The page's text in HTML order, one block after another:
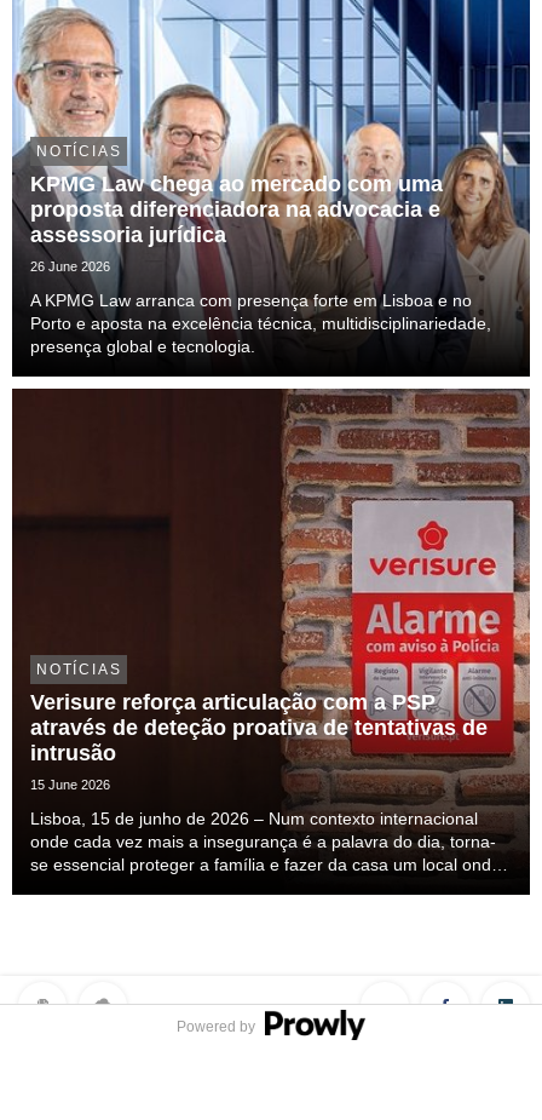
NOTÍCIAS
KPMG Law chega ao mercado com uma
proposta diferenciadora na advocacia e
assessoria jurídica
26 June 2026
A KPMG Law arranca com presença forte em Lisboa e no
Porto e aposta na excelência técnica, multidisciplinariedade,
presença global e tecnologia.
NOTÍCIAS
Verisure reforça articulação com a PSP
através de deteção proativa de tentativas de
intrusão
15 June 2026
Lisboa, 15 de junho de 2026 – Num contexto internacional
onde cada vez mais a insegurança é a palavra do dia, torna-
se essencial proteger a família e fazer da casa um local onde
Powered by